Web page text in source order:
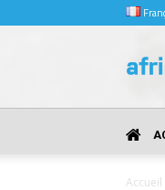
Accueil